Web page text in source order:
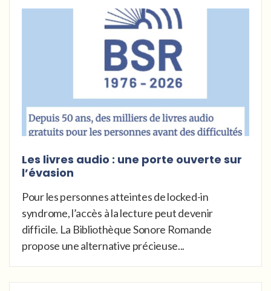
Les livres audio : une porte ouverte sur
l’évasion
Pour les personnes atteintes de locked-in
syndrome, l’accès à la lecture peut devenir
difficile. La Bibliothèque Sonore Romande
propose une alternative précieuse...